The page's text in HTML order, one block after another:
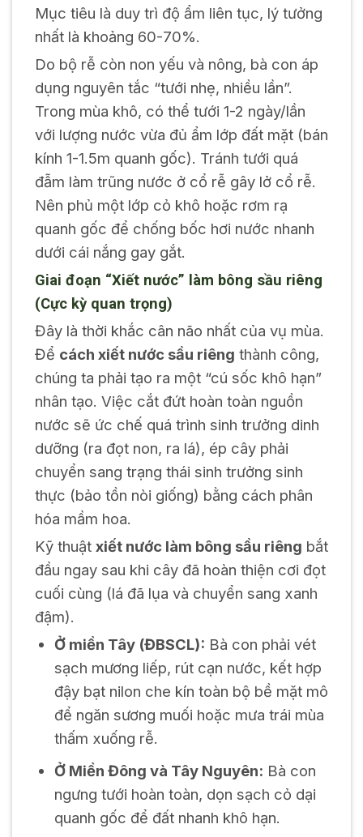
Mục tiêu là duy trì độ ẩm liên tục, lý tưởng
nhất là khoảng 60-70%.
Do bộ rễ còn non yếu và nông, bà con áp
dụng nguyên tắc “tưới nhẹ, nhiều lần”.
Trong mùa khô, có thể tưới 1-2 ngày/lần
với lượng nước vừa đủ ẩm lớp đất mặt (bán
kính 1-1.5m quanh gốc). Tránh tưới quá
đẫm làm trũng nước ở cổ rễ gây lở cổ rễ.
Nên phủ một lớp cỏ khô hoặc rơm rạ
quanh gốc để chống bốc hơi nước nhanh
dưới cái nắng gay gắt.
Giai đoạn “Xiết nước” làm bông sầu riêng
(Cực kỳ quan trọng)
Đây là thời khắc cân não nhất của vụ mùa.
Để cách xiết nước sầu riêng thành công,
chúng ta phải tạo ra một “cú sốc khô hạn”
nhân tạo. Việc cắt đứt hoàn toàn nguồn
nước sẽ ức chế quá trình sinh trưởng dinh
dưỡng (ra đọt non, ra lá), ép cây phải
chuyển sang trạng thái sinh trưởng sinh
thực (bảo tồn nòi giống) bằng cách phân
hóa mầm hoa.
Kỹ thuật xiết nước làm bông sầu riêng bắt
đầu ngay sau khi cây đã hoàn thiện cơi đọt
cuối cùng (lá đã lụa và chuyển sang xanh
đậm).
Ở miền Tây (ĐBSCL): Bà con phải vét
sạch mương liếp, rút cạn nước, kết hợp
đậy bạt nilon che kín toàn bộ bề mặt mô
để ngăn sương muối hoặc mưa trái mùa
thấm xuống rễ.
Ở Miền Đông và Tây Nguyên: Bà con
ngưng tưới hoàn toàn, dọn sạch cỏ dại
quanh gốc để đất nhanh khô hạn.